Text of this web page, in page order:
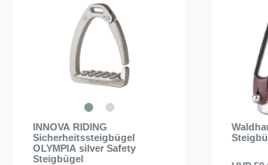
INNOVA RIDING
Sicherheitssteigbügel
OLYMPIA silver Safety
Steigbügel